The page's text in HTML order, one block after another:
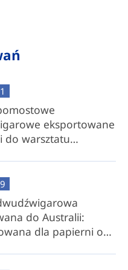
obejmuje wstępnie
i wszystkie
testami
i
w naszym
gotowość
demontażu na czas
ponowny
eksportowane
do warsztatu
do Australii:
dla papierni o